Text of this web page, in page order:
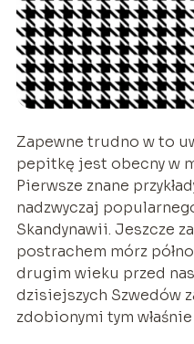
Zapewne trudno w to
pepitkę jest obecny w
Pierwsze znane
nadzwyczaj
Skandynawii. Jeszcze
postrachem mórz
drugim wieku przed
dzisiejszych Szwedów
zdobionymi tym